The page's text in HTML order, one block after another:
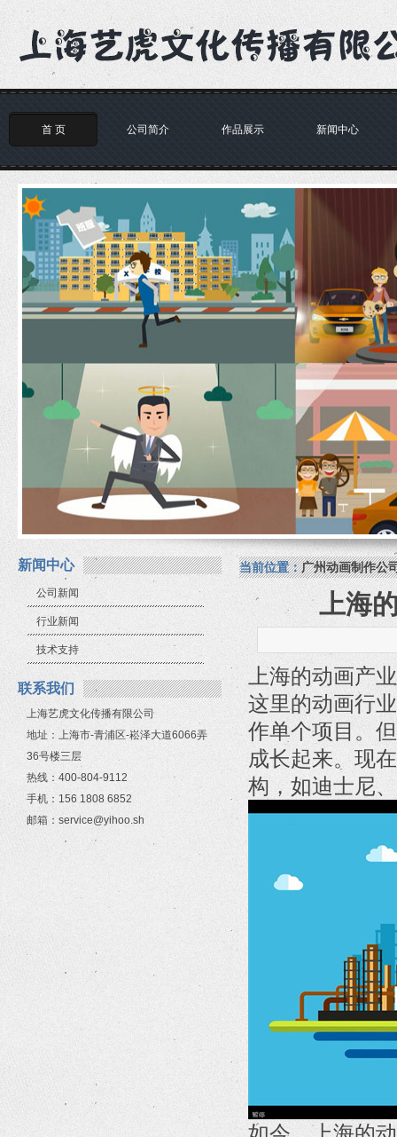
首 页 公司简介 作品展示 新闻中心
新闻中心
公司新闻
行业新闻
技术支持
联系我们
上海艺虎文化传播有限公司
地址：上海市-青浦区-崧泽大道6066弄
36号楼三层
热线：400-804-9112
手机：156 1808 6852
邮箱：service@yihoo.sh
当前位置：广州动画制作公
上海
上海的动画产
这里的动画行
作单个项目。
成长起来。现
构，如迪士尼